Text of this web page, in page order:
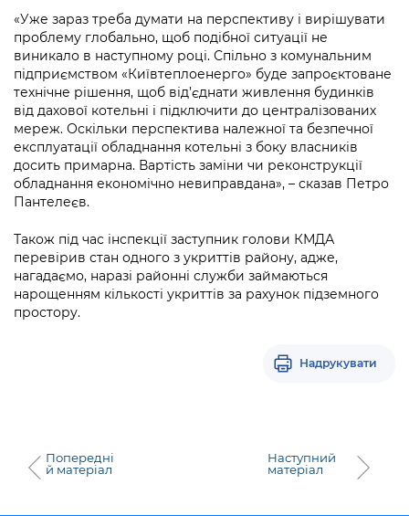
«Уже зараз треба думати на перспективу і вирішувати
проблему глобально, щоб подібної ситуації не
виникало в наступному році. Спільно з комунальним
підприємством «Київтеплоенерго» буде запроєктоване
технічне рішення, щоб від’єднати живлення будинків
від дахової котельні і підключити до централізованих
мереж. Оскільки перспектива належної та безпечної
експлуатації обладнання котельні з боку власників
досить примарна. Вартість заміни чи реконструкції
обладнання економічно невиправдана», – сказав Петро
Пантелеєв.
Також під час інспекції заступник голови КМДА
перевірив стан одного з укриттів району, адже,
нагадаємо, наразі районні служби займаються
нарощенням кількості укриттів за рахунок підземного
простору.
Надрукувати
Попередні
й матеріал
Наступний
матеріал